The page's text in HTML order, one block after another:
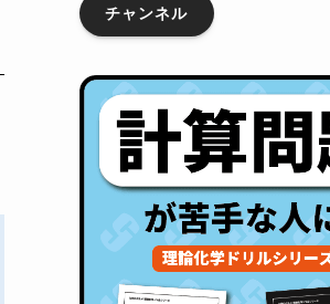
チャンネル